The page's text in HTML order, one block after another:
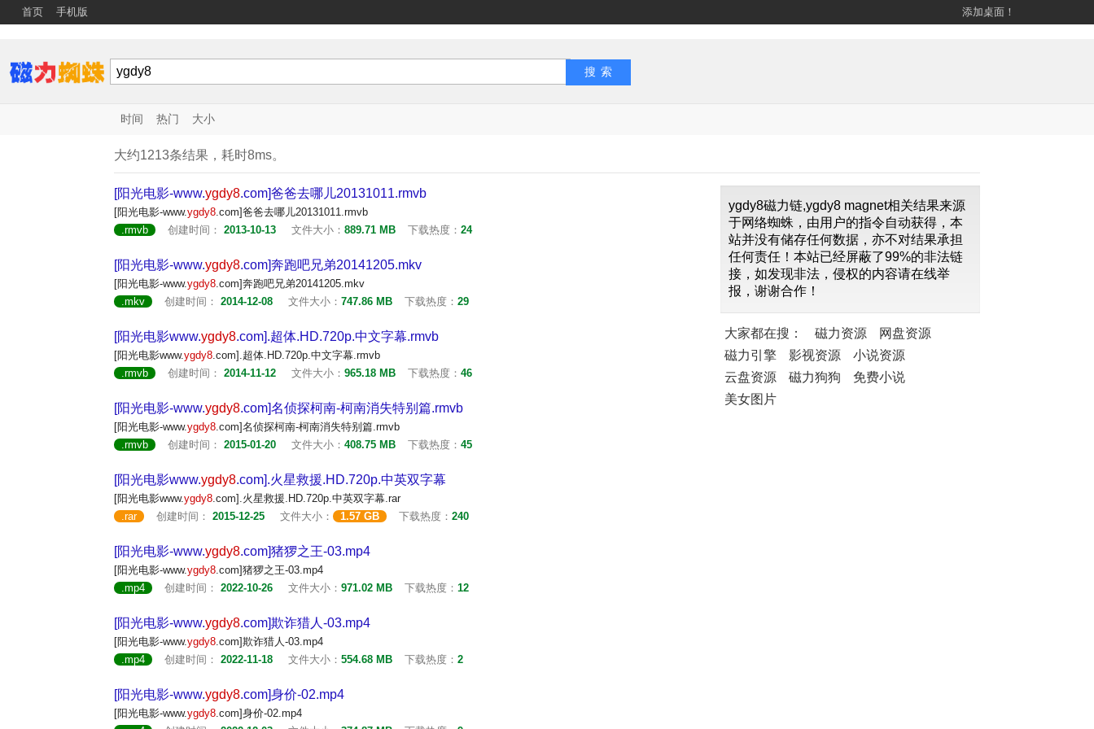
首页 手机版 添加桌面！
时间 热门 大小
大约1213条结果，耗时8ms。
[阳光电影-www.ygdy8.com]爸爸去哪儿20131011.rmvb
[阳光电影-www.ygdy8.com]爸爸去哪儿20131011.rmvb
.rmvb
创建时间： 2013-10-13 文件大小： 889.71 MB 下载热度： 24
[阳光电影-www.ygdy8.com]奔跑吧兄弟20141205.mkv
[阳光电影-www.ygdy8.com]奔跑吧兄弟20141205.mkv
.mkv
创建时间： 2014-12-08 文件大小： 747.86 MB 下载热度： 29
[阳光电影www.ygdy8.com].超体.HD.720p.中文字幕.rmvb
[阳光电影www.ygdy8.com].超体.HD.720p.中文字幕.rmvb
.rmvb
创建时间： 2014-11-12 文件大小： 965.18 MB 下载热度： 46
[阳光电影-www.ygdy8.com]名侦探柯南-柯南消失特别篇.rmvb
[阳光电影-www.ygdy8.com]名侦探柯南-柯南消失特别篇.rmvb
.rmvb
创建时间： 2015-01-20 文件大小： 408.75 MB 下载热度： 45
[阳光电影www.ygdy8.com].火星救援.HD.720p.中英双字幕
[阳光电影www.ygdy8.com].火星救援.HD.720p.中英双字幕.rar
.rar
创建时间： 2015-12-25 文件大小： 1.57 GB 下载热度： 240
[阳光电影-www.ygdy8.com]猪猡之王-03.mp4
[阳光电影-www.ygdy8.com]猪猡之王-03.mp4
.mp4
创建时间： 2022-10-26 文件大小： 971.02 MB 下载热度： 12
[阳光电影-www.ygdy8.com]欺诈猎人-03.mp4
[阳光电影-www.ygdy8.com]欺诈猎人-03.mp4
.mp4
创建时间： 2022-11-18 文件大小： 554.68 MB 下载热度： 2
[阳光电影-www.ygdy8.com]身价-02.mp4
[阳光电影-www.ygdy8.com]身价-02.mp4
ygdy8磁力链,ygdy8 magnet相关结果来源
于网络蜘蛛，由用户的指令自动获得，本
站并没有储存任何数据，亦不对结果承担
任何责任！本站已经屏蔽了99%的非法链
接，如发现非法，侵权的内容请在线举
报，谢谢合作！
大家都在搜： 磁力资源
网盘资源
磁力引擎
影视资源
小说资源
云盘资源
磁力狗狗
免费小说
美女图片